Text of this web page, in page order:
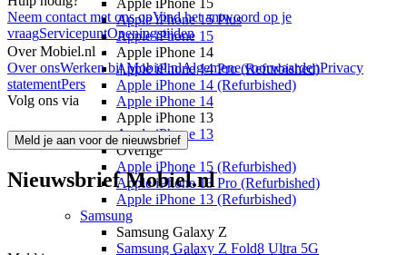
Apple iPhone 15
Apple iPhone 15 Plus
Apple iPhone 15
Apple iPhone 14
Apple iPhone 14 Pro (Refurbished)
Apple iPhone 14 (Refurbished)
Apple iPhone 14
Apple iPhone 13
Apple iPhone 13
Overige
Apple iPhone 15 (Refurbished)
Apple iPhone 13 Pro (Refurbished)
Apple iPhone 13 (Refurbished)
Samsung
Samsung Galaxy Z
Samsung Galaxy Z Fold8 Ultra 5G
Neem contact met ons opVind het antwoord op je
vraagServicepuntOpeningstijden
Over Mobiel.nl
Over onsWerken bij Mobiel.nlAlgemene voorwaardenPrivacy
statementPers
Volg ons via
Meld je aan voor de nieuwsbrief
Nieuwsbrief Mobiel.nl